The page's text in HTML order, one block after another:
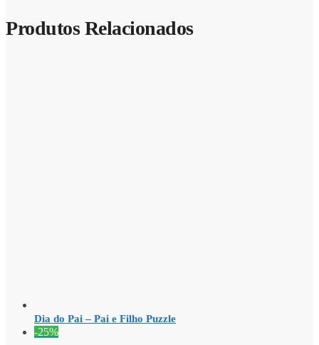
Produtos Relacionados
Dia do Pai – Pai e Filho Puzzle
-25%